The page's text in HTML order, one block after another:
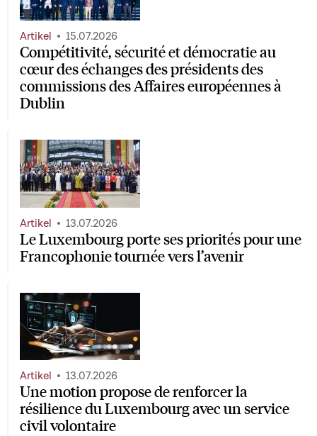
Compétitivité, sécurité et démocratie au
cœur des échanges des présidents des
commissions des Affaires européennes à
Dublin
Artikel 15.07.2026
Le Luxembourg porte ses priorités pour une
Francophonie tournée vers l’avenir
Artikel 13.07.2026
Une motion propose de renforcer la
résilience du Luxembourg avec un service
civil volontaire
Artikel 13.07.2026